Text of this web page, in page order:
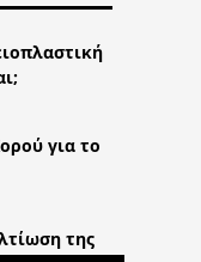
για το
της